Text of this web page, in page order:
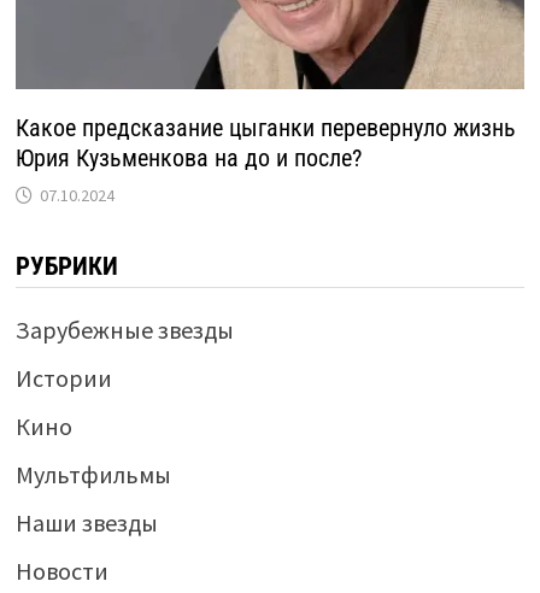
Какое предсказание цыганки перевернуло жизнь
Юрия Кузьменкова на до и после?
07.10.2024
РУБРИКИ
Зарубежные звезды
Истории
Кино
Мультфильмы
Наши звезды
Новости